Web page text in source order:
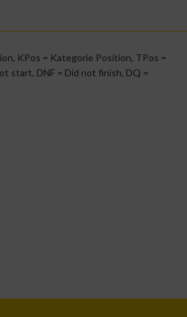
KPos = Kategorie Position, TPos =
start, DNF = Did not finish, DQ =